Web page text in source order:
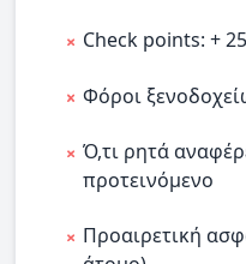
Check points: +
Φόροι
Ό,τι ρητά
προτεινόμενο
Προαιρετική